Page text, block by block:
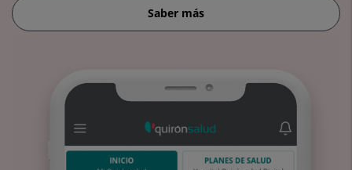
Saber más